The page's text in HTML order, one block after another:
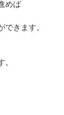
めば
できます。
。